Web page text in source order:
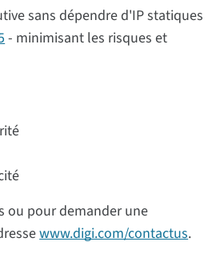
sans dépendre d'IP statiques
- minimisant les risques et
ou pour demander une
www.digi.com/contactus.